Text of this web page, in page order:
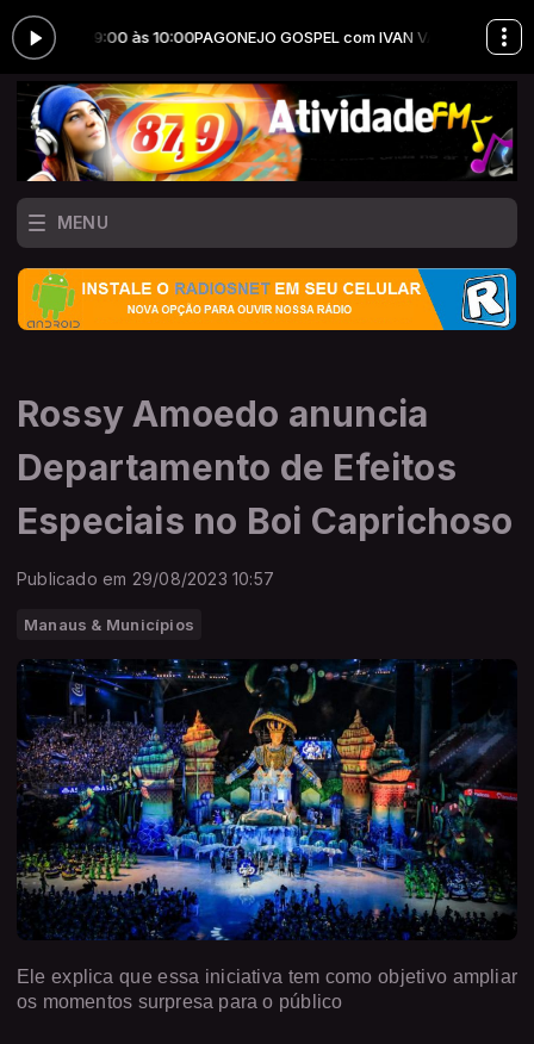
das 09:00 às 10:00PAGONEJO GOSPEL com IVAN VAZ das 09:00 às
MENU
Rossy Amoedo anuncia
Departamento de Efeitos
Especiais no Boi Caprichoso
Publicado em 29/08/2023 10:57
Manaus & Municípios
Ele explica que essa iniciativa tem como objetivo ampliar
os momentos surpresa para o público